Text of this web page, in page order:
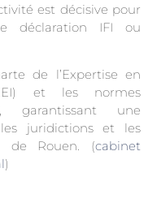
est décisive pour
déclaration IFI ou
de l’Expertise en
et les normes
garantissant une
juridictions et les
de Rouen. (cabinet
)